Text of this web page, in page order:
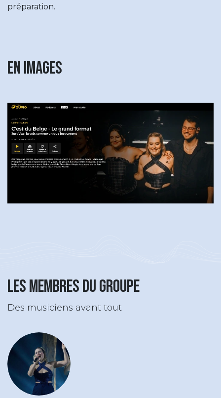
préparation.
En images
Les membres du groupe
Des musiciens avant tout